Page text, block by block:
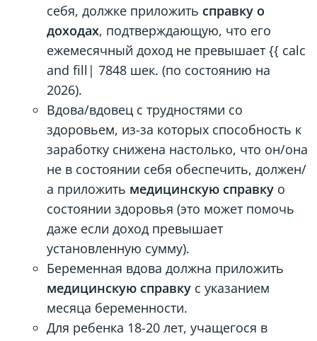
себя, должке приложить справку о
доходах, подтверждающую, что его
ежемесячный доход не превышает {{ calc
and fill| 7848 шек. (по состоянию на
2026).
Вдова/вдовец с трудностями со
здоровьем, из-за которых способность к
заработку снижена настолько, что он/она
не в состоянии себя обеспечить, должен/
а приложить медицинскую справку о
состоянии здоровья (это может помочь
даже если доход превышает
установленную сумму).
Беременная вдова должна приложить
медицинскую справку с указанием
месяца беременности.
Для ребенка 18-20 лет, учащегося в